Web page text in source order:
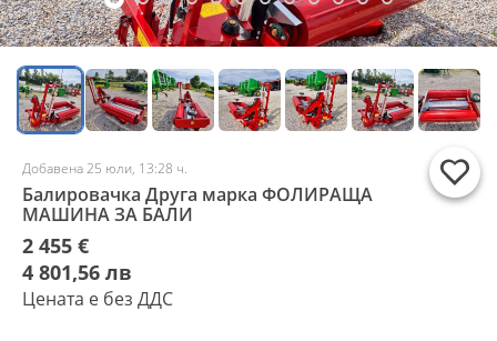
Добавена 25 юли, 13:28 ч.
Балировачка Друга марка ФОЛИРАЩА
МАШИНА ЗА БАЛИ
2 455 €
4 801,56 лв
Цената е без ДДС